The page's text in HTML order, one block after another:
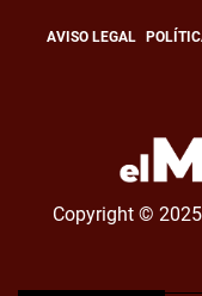
AVISO LEGAL
Copyright ©